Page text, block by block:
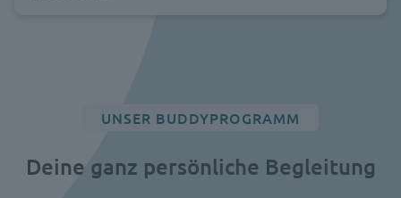
UNSER BUDDYPROGRAMM
Deine ganz persönliche Begleitung